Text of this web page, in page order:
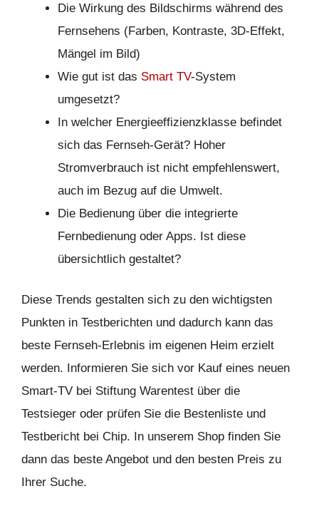
Die Wirkung des Bildschirms während des
Fernsehens (Farben, Kontraste, 3D-Effekt,
Mängel im Bild)
Wie gut ist das Smart TV-System
umgesetzt?
In welcher Energieeffizienzklasse befindet
sich das Fernseh-Gerät? Hoher
Stromverbrauch ist nicht empfehlenswert,
auch im Bezug auf die Umwelt.
Die Bedienung über die integrierte
Fernbedienung oder Apps. Ist diese
übersichtlich gestaltet?
Diese Trends gestalten sich zu den wichtigsten
Punkten in Testberichten und dadurch kann das
beste Fernseh-Erlebnis im eigenen Heim erzielt
werden. Informieren Sie sich vor Kauf eines neuen
Smart-TV bei Stiftung Warentest über die
Testsieger oder prüfen Sie die Bestenliste und
Testbericht bei Chip. In unserem Shop finden Sie
dann das beste Angebot und den besten Preis zu
Ihrer Suche.